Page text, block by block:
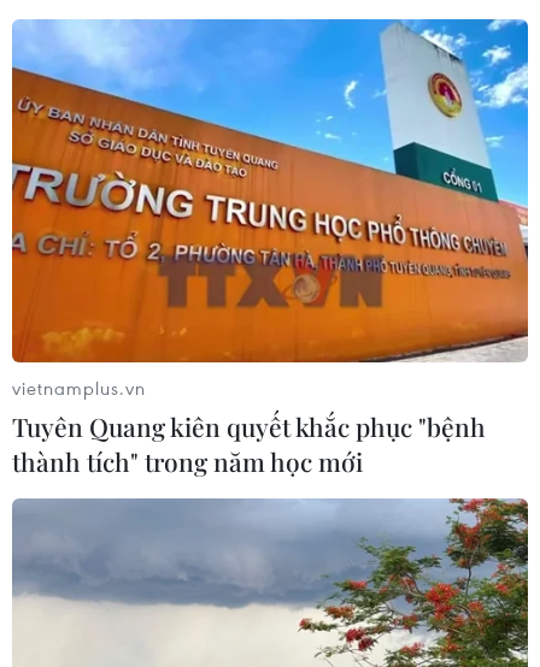
vietnamplus.vn
Tuyên Quang kiên quyết khắc phục "bệnh
thành tích" trong năm học mới